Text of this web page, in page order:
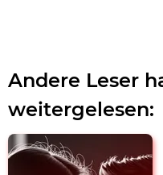
Andere Leser
weitergelesen: